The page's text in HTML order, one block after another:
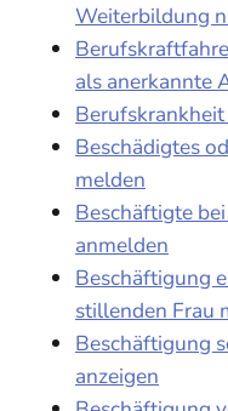
Weiterbildung
als anerkannte
Beschädigtes
melden
Beschäftigte
anmelden
Beschäftigung
stillenden Frau
Beschäftigung
anzeigen